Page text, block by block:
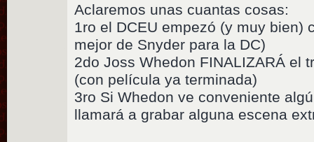
Aclaremos unas cuantas cosas:
1ro el DCEU empezó (y muy bien)
mejor de Snyder para la DC)
2do Joss Whedon FINALIZARÁ el
(con película ya terminada)
3ro Si Whedon ve conveniente
llamará a grabar alguna escena